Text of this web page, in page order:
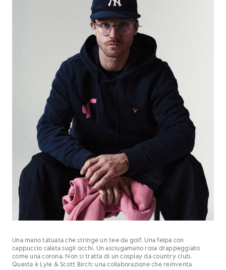
Una mano tatuata che stringe un tee da golf. Una felpa con
cappuccio calata sugli occhi. Un asciugamano rosa drappeggiato
come una corona. Non si tratta di un cosplay da country club.
Questa è Lyle & Scott Birch: una collaborazione che reinventa